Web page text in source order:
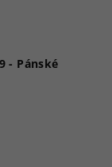
Fila sluneční brýle SF9144 T17X 69 - Pánské